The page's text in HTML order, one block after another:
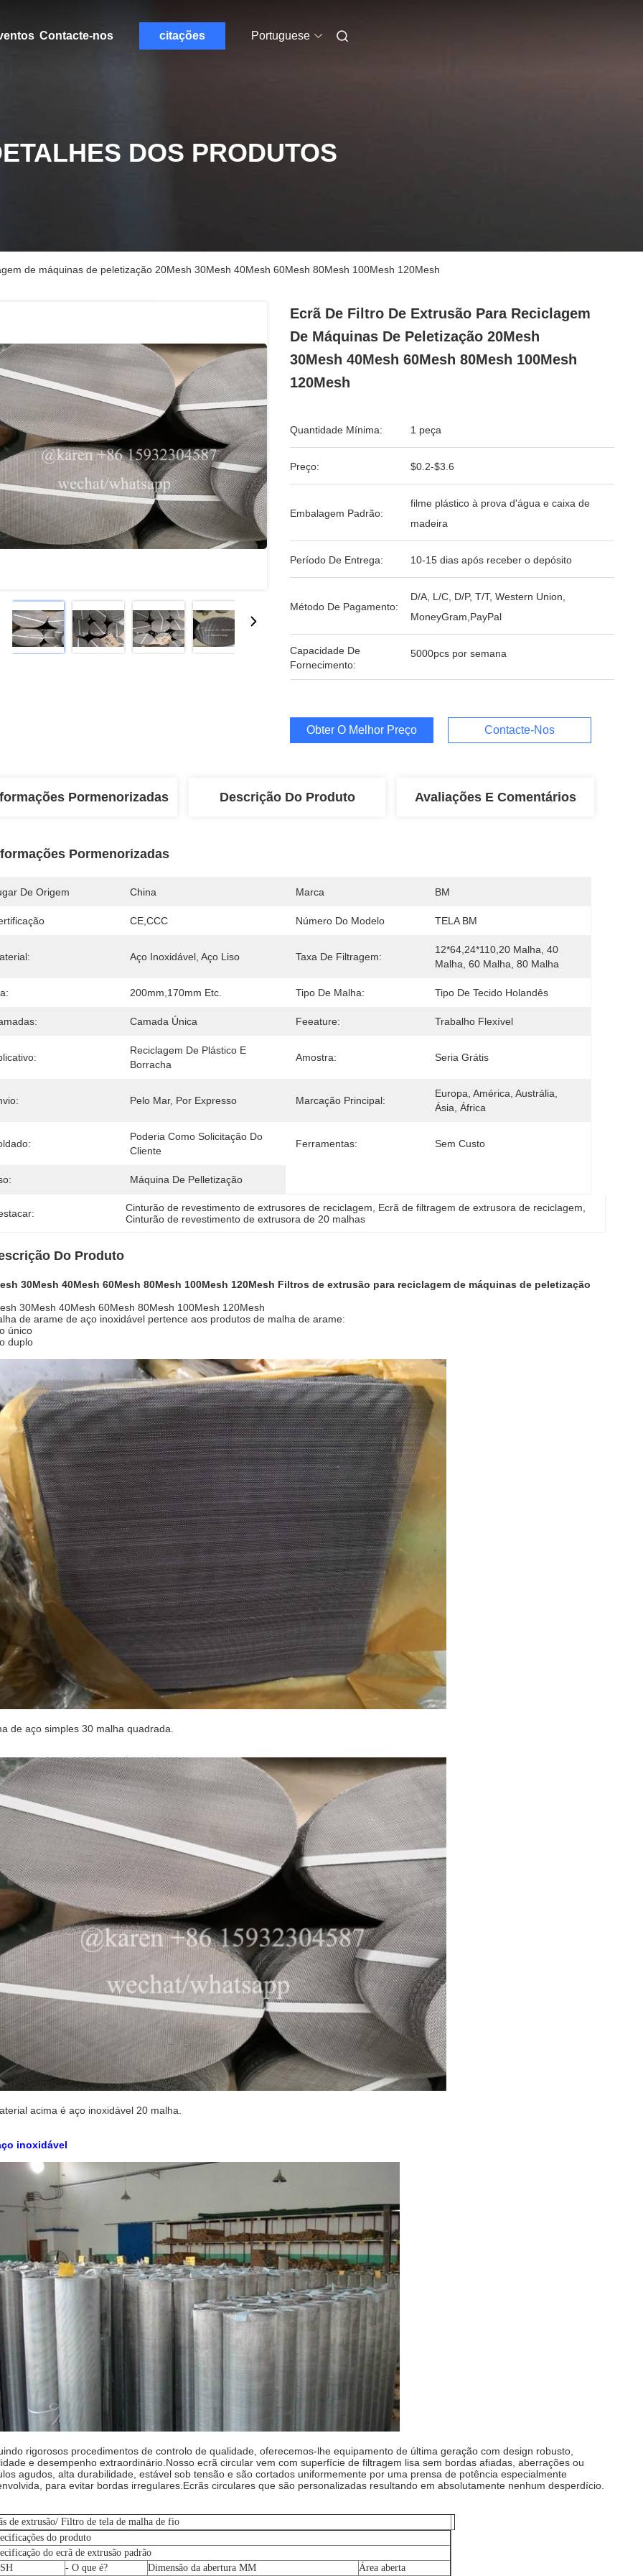
Contacte-nos citações Portuguese
DOS PRODUTOS
de máquinas de peletização 20Mesh 30Mesh 40Mesh 60Mesh 80Mesh 100Mesh 120Mesh
Ecrã De Filtro De Extrusão Para Reciclagem
De Máquinas De Peletização 20Mesh
30Mesh 40Mesh 60Mesh 80Mesh 100Mesh
120Mesh
Quantidade Mínima: 1 peça
Preço: $0.2-$3.6
Embalagem Padrão:
filme plástico à prova d'água e caixa de
madeira
Período De Entrega: 10-15 dias após receber o depósito
Método De Pagamento:
D/A, L/C, D/P, T/T, Western Union,
MoneyGram,PayPal
Capacidade De
Fornecimento:
5000pcs por semana
Obter O Melhor Preço Contacte-Nos
Pormenorizadas Descrição Do Produto Avaliações E Comentários
Pormenorizadas
De Origem China Marca BM
CE,CCC Número Do Modelo TELA BM
Aço Inoxidável, Aço Liso Taxa De Filtragem:
12*64,24*110,20 Malha, 40
Malha, 60 Malha, 80 Malha
200mm,170mm Etc. Tipo De Malha: Tipo De Tecido Holandês
Camada Única Feeature: Trabalho Flexível
Reciclagem De Plástico E
Borracha
Amostra: Seria Grátis
Pelo Mar, Por Expresso Marcação Principal:
Europa, América, Austrália,
Ásia, África
Poderia Como Solicitação Do
Cliente
Ferramentas: Sem Custo
Máquina De Pelletização
Cinturão de revestimento de extrusores de reciclagem Ecrã de filtragem de extrusora de reciclagem
Cinturão de revestimento de extrusora de 20 malhas
Do Produto
30Mesh 40Mesh 60Mesh 80Mesh 100Mesh 120Mesh Filtros de extrusão para reciclagem de máquinas de peletização
30Mesh 40Mesh 60Mesh 80Mesh 100Mesh 120Mesh
de arame de aço inoxidável pertence aos produtos de malha de arame:
único
duplo
de aço simples 30 malha quadrada.
acima é aço inoxidável 20 malha.
inoxidável
rigorosos procedimentos de controlo de qualidade, oferecemos-lhe equipamento de última geração com design robusto,
e desempenho extraordinário.Nosso ecrã circular vem com superfície de filtragem lisa sem bordas afiadas, aberrações ou
agudos, alta durabilidade, estável sob tensão e são cortados uniformemente por uma prensa de potência especialmente
para evitar bordas irregulares.Ecrãs circulares que são personalizadas resultando em absolutamente nenhum desperdício.
de extrusão/ Filtro de tela de malha de fio
do produto
do ecrã de extrusão padrão
- O que é? Dimensão da abertura MM Área aberta